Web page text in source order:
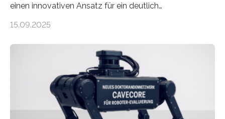
einen innovativen Ansatz für ein deutlich
Lösungsweg ist inspiriert vom menschlichen Gehirn. Die
stellt die heutige Computertechnik vor
Herausforderungen. Herkömmliche Silizium-
Prozessoren stoßen an ihre Grenzen: Sie verbrauchen
viel Energie, die Speicher- und Verarbeitungseinheiten
sind voneinander getrennt und die Datenübertragung
bremst komplexe Anwendungen aus. Da KI-Modelle
15.09.2025